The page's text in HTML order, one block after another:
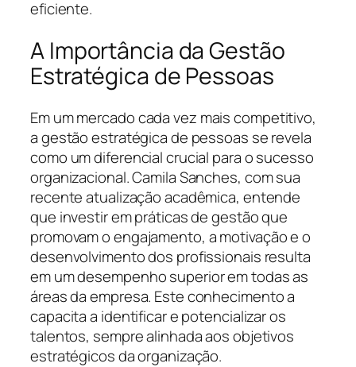
eficiente.
A Importância da Gestão
Estratégica de Pessoas
Em um mercado cada vez mais competitivo,
a gestão estratégica de pessoas se revela
como um diferencial crucial para o sucesso
organizacional. Camila Sanches, com sua
recente atualização acadêmica, entende
que investir em práticas de gestão que
promovam o engajamento, a motivação e o
desenvolvimento dos profissionais resulta
em um desempenho superior em todas as
áreas da empresa. Este conhecimento a
capacita a identificar e potencializar os
talentos, sempre alinhada aos objetivos
estratégicos da organização.